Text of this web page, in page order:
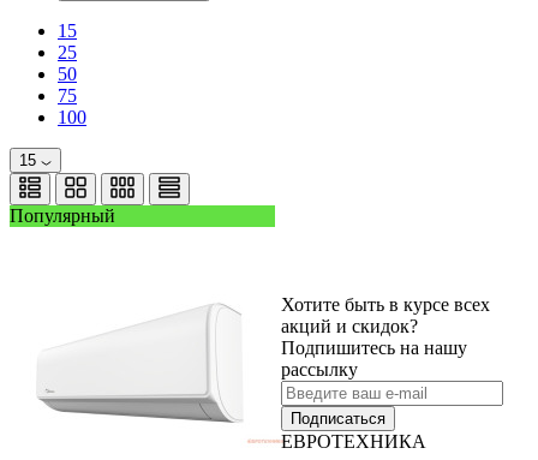
15
25
50
75
100
15
Популярный
Хотите быть в курсе всех
акций и скидок?
Подпишитесь на нашу
рассылку
Подписаться
ЕВРОТЕХНИКА